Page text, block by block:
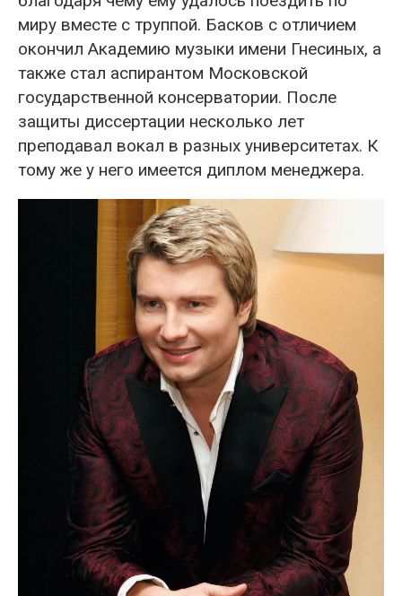
миру вместе с труппой. Басков с отличием
окончил Академию музыки имени Гнесиных, а
также стал аспирантом Московской
государственной консерватории. После
защиты диссертации несколько лет
преподавал вокал в разных университетах. К
тому же у него имеется диплом менеджера.